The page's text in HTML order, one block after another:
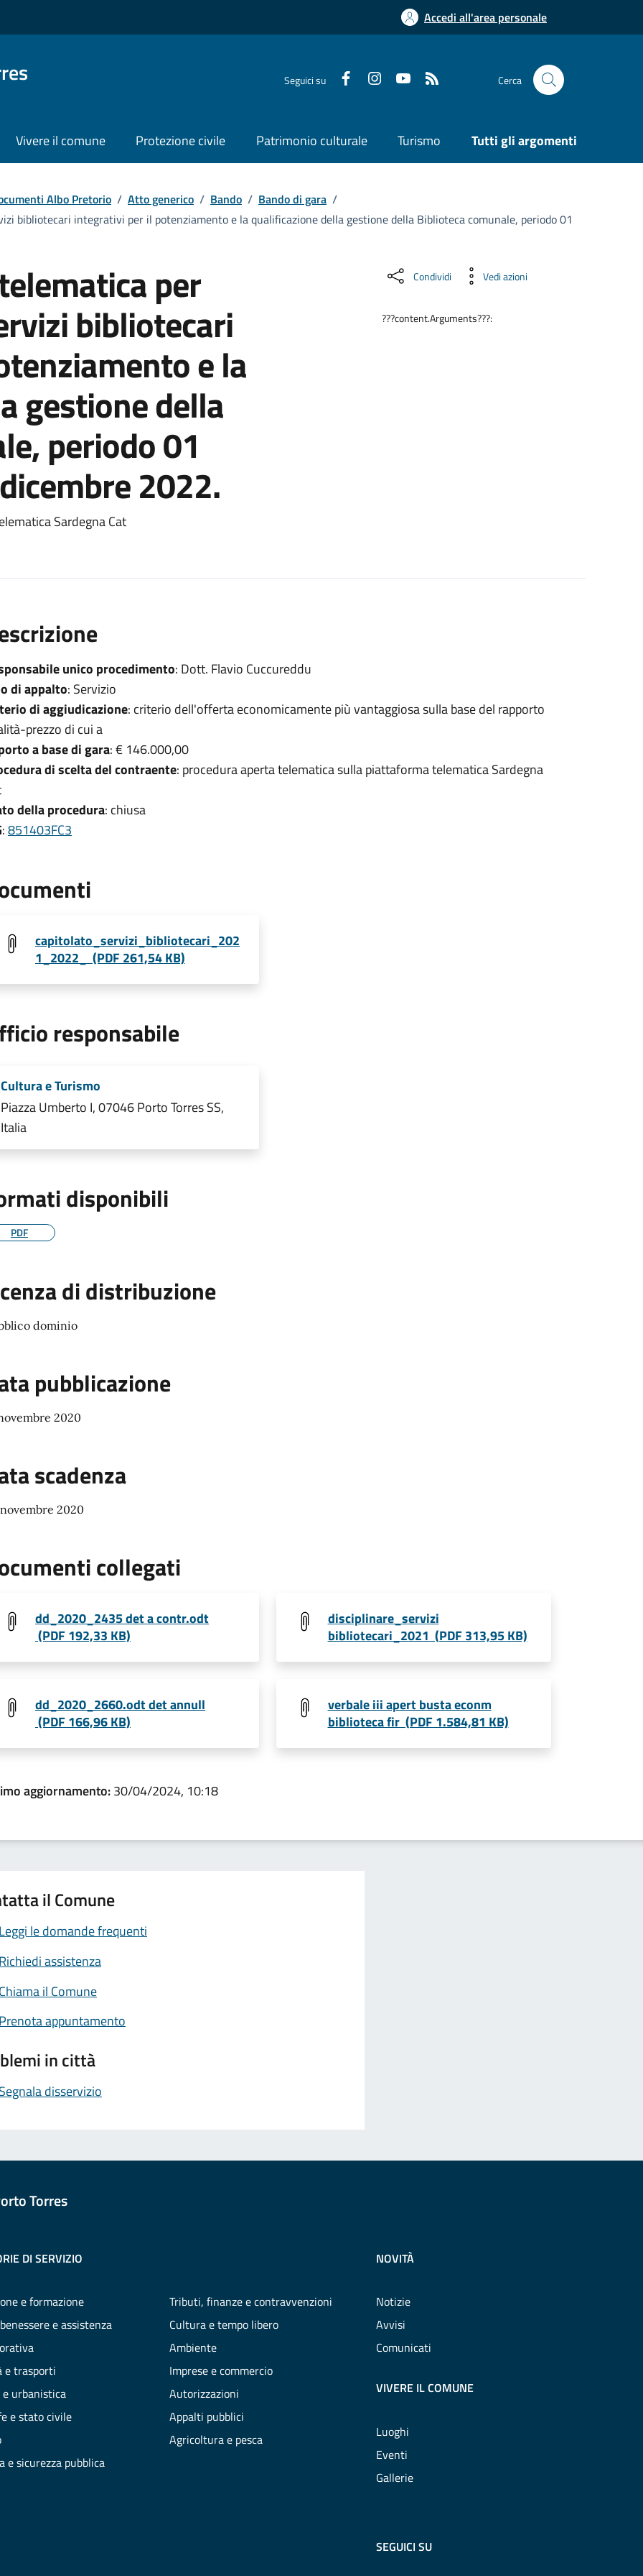
Accedi all'area personale
Seguici su Cerca
Vivere il comune Protezione civile Patrimonio culturale Turismo Tutti gli argomenti
Albo Pretorio / Atto generico / Bando / Bando di gara /
bibliotecari integrativi per il potenziamento e la qualificazione della gestione della Biblioteca comunale, periodo 01
per
bibliotecari
e la
gestione della
periodo 01
2022.
Sardegna Cat
Condividi Vedi azioni
???content.Arguments???:
unico procedimento: Dott. Flavio Cuccureddu
di appalto: Servizio
di aggiudicazione: criterio dell'offerta economicamente più vantaggiosa sulla base del rapporto
prezzo di cui a
a base di gara: € 146.000,00
di scelta del contraente: procedura aperta telematica sulla piattaforma telematica Sardegna
della procedura: chiusa
:851403FC3
capitolato_servizi_bibliotecari_202
1_2022_ (PDF 261,54 KB)
responsabile
Cultura e Turismo
Piazza Umberto I, 07046 Porto Torres SS,
Italia
disponibili
PDF
di distribuzione
dominio
pubblicazione
2020
scadenza
2020
collegati
dd_2020_2435 det a contr.odt
(PDF 192,33 KB)
disciplinare_servizi
bibliotecari_2021 (PDF 313,95 KB)
dd_2020_2660.odt det annull
(PDF 166,96 KB)
verbale iii apert busta econm
biblioteca fir (PDF 1.584,81 KB)
aggiornamento:30/04/2024, 10:18
il Comune
le domande frequenti
assistenza
il Comune
appuntamento
in città
disservizio
Torres
DI SERVIZIO
e formazione
e assistenza
e trasporti
urbanistica
e stato civile
e sicurezza pubblica
Tributi, finanze e contravvenzioni
Cultura e tempo libero
Ambiente
Imprese e commercio
Autorizzazioni
Appalti pubblici
Agricoltura e pesca
NOVITÀ
Notizie
Avvisi
Comunicati
VIVERE IL COMUNE
Luoghi
Eventi
Gallerie
SEGUICI SU